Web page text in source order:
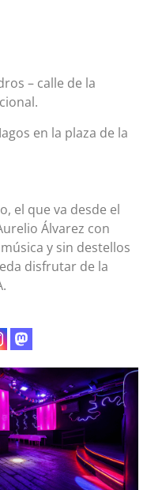
– calle de la
en la plaza de la
el que va desde el
Álvarez con
y sin destellos
disfrutar de la